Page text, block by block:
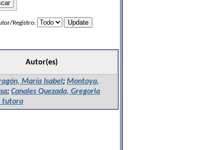
Registro:
Autor(es)
María Isabel; Montoya,
; Canales Quezada, Gregoria
tutora